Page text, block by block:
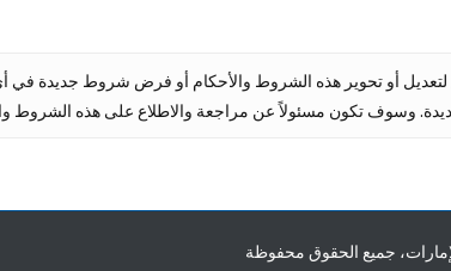
أو تحوير هذه الشروط والأحكام أو فرض شروط جديدة في